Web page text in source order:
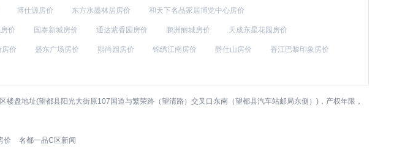
博仕源房价 东方水墨林居房价 和天下名品家居博览中心房价
价 国泰新城房价 通达紫香园房价 鹏洲丽城房价 天成东星花园房价
价 盛东广场房价 熙尚园房价 锦绣江南房价 爵仕山房价 香江巴黎印象房价
盘地址(望都县阳光大街原107国道与繁荣路（望清路）交叉口东南（望都县汽车站邮局东侧）)，产权年限，
价 名都一品C区新闻